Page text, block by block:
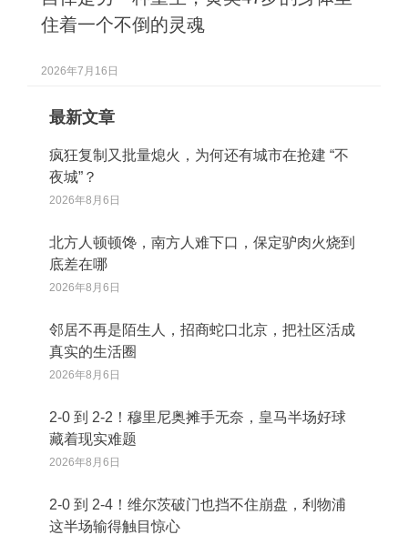
住着一个不倒的灵魂
2026年7月16日
最新文章
疯狂复制又批量熄火，为何还有城市在抢建 “不
夜城”？
2026年8月6日
北方人顿顿馋，南方人难下口，保定驴肉火烧到
底差在哪
2026年8月6日
邻居不再是陌生人，招商蛇口北京，把社区活成
真实的生活圈
2026年8月6日
2‑0 到 2‑2！穆里尼奥摊手无奈，皇马半场好球
藏着现实难题
2026年8月6日
2‑0 到 2‑4！维尔茨破门也挡不住崩盘，利物浦
这半场输得触目惊心